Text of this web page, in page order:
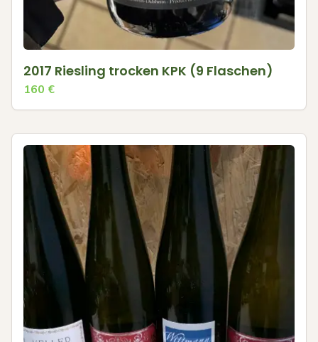
2017 Riesling trocken KPK (9 Flaschen)
160 €